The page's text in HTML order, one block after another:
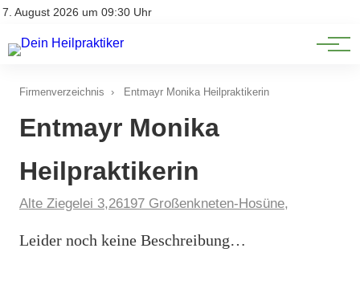
7. August 2026 um 09:30 Uhr
Impressum
Natürliche Medizin
Heilpflanzen & Kräuterkunde
Firmenverzeichnis › Entmayr Monika Heilpraktikerin
Entmayr Monika
Heilpraktikerin
Alte Ziegelei 3,26197 Großenkneten-Hosüne,
Leider noch keine Beschreibung…